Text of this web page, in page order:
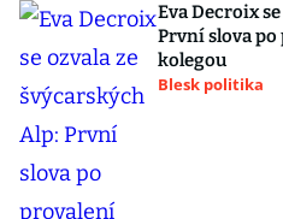
Eva Decroix
První slova
kolegou
Blesk politika